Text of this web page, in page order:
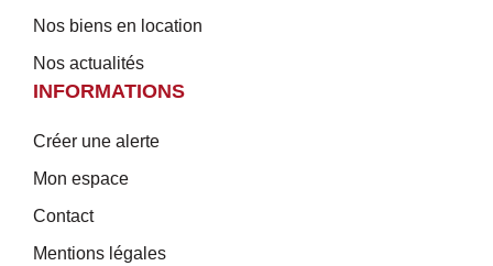
Nos biens en location
Nos actualités
INFORMATIONS
Créer une alerte
Mon espace
Contact
Mentions légales